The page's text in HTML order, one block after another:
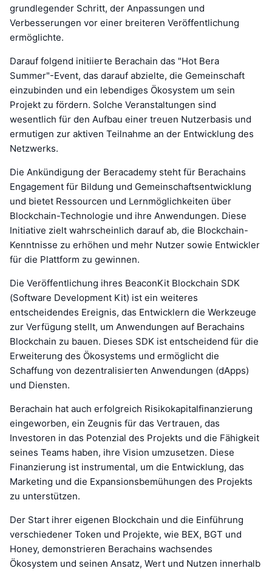
grundlegender Schritt, der Anpassungen und
Verbesserungen vor einer breiteren Veröffentlichung
ermöglichte.
Darauf folgend initiierte Berachain das "Hot Bera
Summer"-Event, das darauf abzielte, die Gemeinschaft
einzubinden und ein lebendiges Ökosystem um sein
Projekt zu fördern. Solche Veranstaltungen sind
wesentlich für den Aufbau einer treuen Nutzerbasis und
ermutigen zur aktiven Teilnahme an der Entwicklung des
Netzwerks.
Die Ankündigung der Beracademy steht für Berachains
Engagement für Bildung und Gemeinschaftsentwicklung
und bietet Ressourcen und Lernmöglichkeiten über
Blockchain-Technologie und ihre Anwendungen. Diese
Initiative zielt wahrscheinlich darauf ab, die Blockchain-
Kenntnisse zu erhöhen und mehr Nutzer sowie Entwickler
für die Plattform zu gewinnen.
Die Veröffentlichung ihres BeaconKit Blockchain SDK
(Software Development Kit) ist ein weiteres
entscheidendes Ereignis, das Entwicklern die Werkzeuge
zur Verfügung stellt, um Anwendungen auf Berachains
Blockchain zu bauen. Dieses SDK ist entscheidend für die
Erweiterung des Ökosystems und ermöglicht die
Schaffung von dezentralisierten Anwendungen (dApps)
und Diensten.
Berachain hat auch erfolgreich Risikokapitalfinanzierung
eingeworben, ein Zeugnis für das Vertrauen, das
Investoren in das Potenzial des Projekts und die Fähigkeit
seines Teams haben, ihre Vision umzusetzen. Diese
Finanzierung ist instrumental, um die Entwicklung, das
Marketing und die Expansionsbemühungen des Projekts
zu unterstützen.
Der Start ihrer eigenen Blockchain und die Einführung
verschiedener Token und Projekte, wie BEX, BGT und
Honey, demonstrieren Berachains wachsendes
Ökosystem und seinen Ansatz, Wert und Nutzen innerhalb